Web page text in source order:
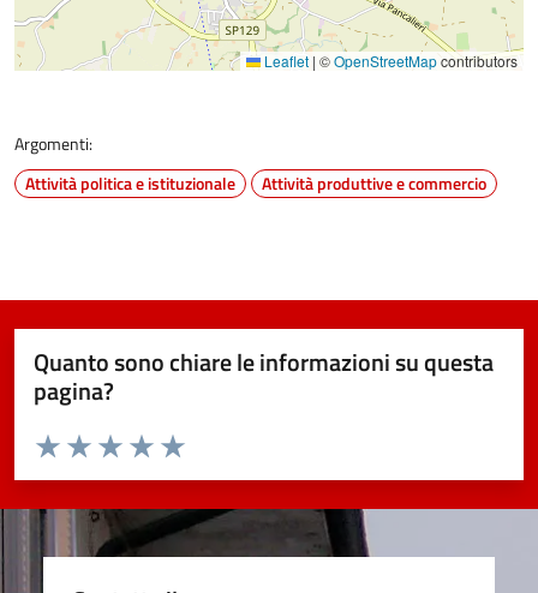
Leaflet | ©OpenStreetMapcontributors
Argomenti:
Attività politica e istituzionale
Attività produttive e commercio
Quanto sono chiare le informazioni su questa
pagina?
Valuta da 1 a 5 stelle la pagina
Valuta 5 stelle su 5
Valuta 4 stelle su 5
Valuta 3 stelle su 5
Valuta 2 stelle su 5
Valuta 1 stelle su 5